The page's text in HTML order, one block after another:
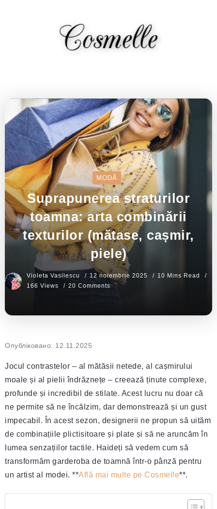
MODĂ
Suprapunerea straturilor
toamna: arta combinării
texturilor (mătase, cașmir,
piele)
Violeta Vasilescu 12 noiembrie 2025
10 Mins Read
166 Views
20 Comments
Опубліковано: 12.11.2025
Jocul contrastelor – al mătăsii netede, al cașmirului
moale și al pielii îndrăznețe – creează ținute complexe,
profunde și incredibil de stilate. Acest lucru nu doar că
ne permite să ne încălzim, dar demonstrează și un gust
impecabil. În acest sezon, designerii ne propun să uităm
de combinațiile plictisitoare și plate și să ne aruncăm în
lumea senzațiilor tactile. Haideți să vedem cum să
transformăm garderoba de toamnă într-o pânză pentru
un artist al modei. **Află mai multe pe Cosmelle**.